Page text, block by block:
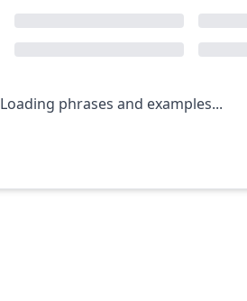
Loading phrases and examples...